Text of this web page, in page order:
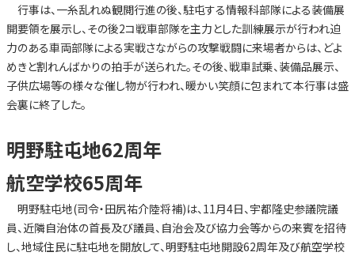
行事は、一糸乱れぬ観閲行進の後、駐屯する情報科部隊による装備展
開要領を展示し、その後2コ戦車部隊を主力とした訓練展示が行われ迫
力のある車両部隊による実戦さながらの攻撃戦闘に来場者からは、どよ
めきと割れんばかりの拍手が送られた。その後、戦車試乗、装備品展示、
子供広場等の様々な催し物が行われ、暖かい笑顔に包まれて本行事は盛
会裏に終了した。
明野駐屯地62周年
航空学校65周年
明野駐屯地(司令・田尻祐介陸将補)は、11月4日、宇都隆史参議院議
員、近隣自治体の首長及び議員、自治会及び協力会等からの来賓を招待
し、地域住民に駐屯地を開放して、明野駐屯地開設62周年及び航空学校